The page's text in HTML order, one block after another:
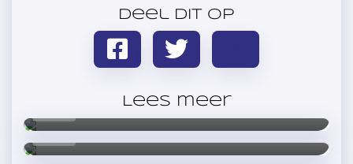
Deel dit op
Lees meer
Moldavië zet vrolijkheid voort
Moldavië: de aanhouder wint